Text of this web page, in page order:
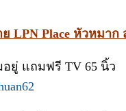
LPN Place หัวหมาก
ยู่ แถมฟรี TV 65 นิ้ว